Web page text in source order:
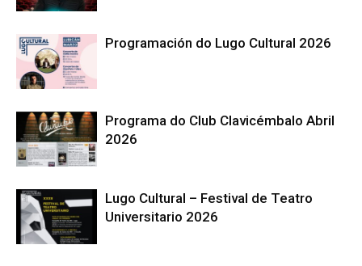
Programación do Lugo Cultural 2026
Programa do Club Clavicémbalo Abril
2026
Lugo Cultural – Festival de Teatro
Universitario 2026